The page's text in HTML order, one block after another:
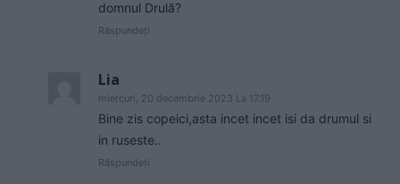
domnul Drulă?
Răspundeți
Lia
miercuri, 20 decembrie 2023 La 17.19
Bine zis copeici,asta incet incet isi da drumul si
in ruseste..
Răspundeți